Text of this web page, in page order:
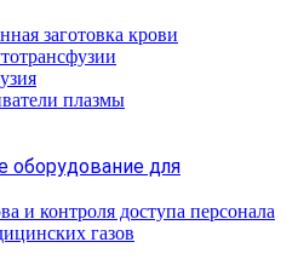
заготовка крови
плазмы
оборудование для
и контроля доступа персонала
газов